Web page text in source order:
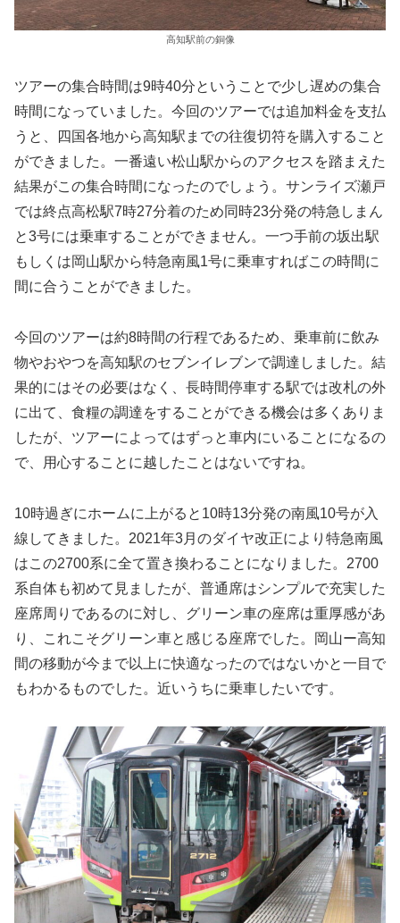
高知駅前の銅像
ツアーの集合時間は9時40分ということで少し遅めの集合
時間になっていました。今回のツアーでは追加料金を支払
うと、四国各地から高知駅までの往復切符を購入すること
ができました。一番遠い松山駅からのアクセスを踏まえた
結果がこの集合時間になったのでしょう。サンライズ瀬戸
では終点高松駅7時27分着のため同時23分発の特急しまん
と3号には乗車することができません。一つ手前の坂出駅
もしくは岡山駅から特急南風1号に乗車すればこの時間に
間に合うことができました。
今回のツアーは約8時間の行程であるため、乗車前に飲み
物やおやつを高知駅のセブンイレブンで調達しました。結
果的にはその必要はなく、長時間停車する駅では改札の外
に出て、食糧の調達をすることができる機会は多くありま
したが、ツアーによってはずっと車内にいることになるの
で、用心することに越したことはないですね。
10時過ぎにホームに上がると10時13分発の南風10号が入
線してきました。2021年3月のダイヤ改正により特急南風
はこの2700系に全て置き換わることになりました。2700
系自体も初めて見ましたが、普通席はシンプルで充実した
座席周りであるのに対し、グリーン車の座席は重厚感があ
り、これこそグリーン車と感じる座席でした。岡山ー高知
間の移動が今まで以上に快適なったのではないかと一目で
もわかるものでした。近いうちに乗車したいです。